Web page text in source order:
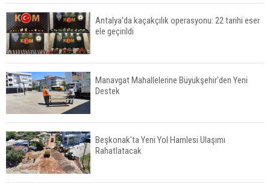
Antalya’da kaçakçılık operasyonu: 22 tarihi eser
ele geçirildi
Manavgat Mahallelerine Büyükşehir'den Yeni
Destek
Beşkonak'ta Yeni Yol Hamlesi Ulaşımı
Rahatlatacak